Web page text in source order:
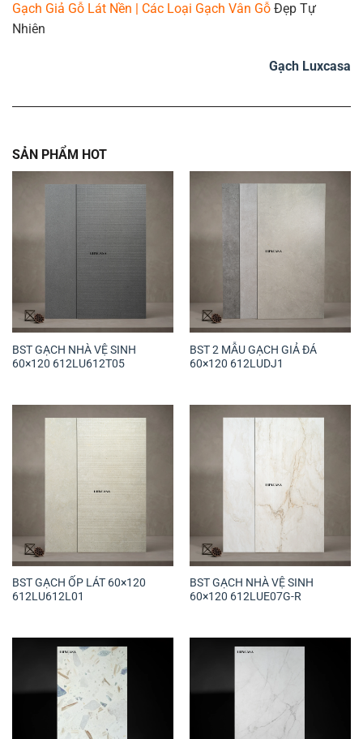
Gạch Giả Gỗ Lát Nền | Các Loại Gạch Vân Gỗ Đẹp Tự
Nhiên
Gạch Luxcasa
SẢN PHẨM HOT
BST GẠCH NHÀ VỆ SINH
60×120 612LU612T05
BST 2 MẪU GẠCH GIẢ ĐÁ
60×120 612LUDJ1
BST GẠCH ỐP LÁT 60×120
612LU612L01
BST GẠCH NHÀ VỆ SINH
60×120 612LUE07G-R